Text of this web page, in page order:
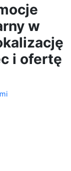
w
i ofertę